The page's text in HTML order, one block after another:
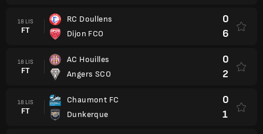
18 LIS
FT
RC Doullens
Dijon FCO
0
6
18 LIS
FT
AC Houilles
Angers SCO
0
2
18 LIS
FT
Chaumont FC
Dunkerque
0
1